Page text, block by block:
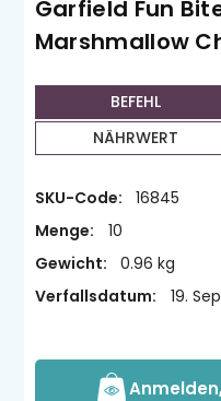
Garfield Fun
Marshmallow
BEFEHL
NÄHRWERT
SKU-Code:
16845
Menge:
10
Gewicht:
0.96 kg
Verfallsdatum:
19.